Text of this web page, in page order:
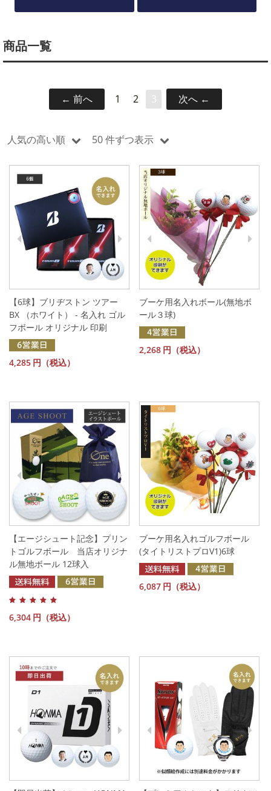
商品一覧
前へ 1 2 3 次へ
人気の高い順 50 件ずつ表示
【6球】ブリヂストン ツアー
BX （ホワイト） - 名入れ ゴル
フボール オリジナル 印刷
4,285 円（税込）
ブーケ用名入れボール(無地ボ
ール３球)
2,268 円（税込）
【エージシュート記念】プリン
トゴルフボール 当店オリジナ
ル無地ボール 12球入
6,304 円（税込）
ブーケ用名入れゴルフボール
(タイトリストプロV1)6球
6,087 円（税込）